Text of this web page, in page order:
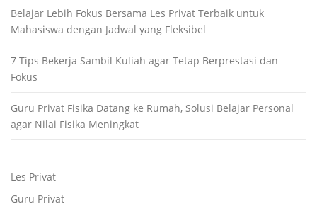
Belajar Lebih Fokus Bersama Les Privat Terbaik untuk
Mahasiswa dengan Jadwal yang Fleksibel
7 Tips Bekerja Sambil Kuliah agar Tetap Berprestasi dan
Fokus
Guru Privat Fisika Datang ke Rumah, Solusi Belajar Personal
agar Nilai Fisika Meningkat
Les Privat
Guru Privat